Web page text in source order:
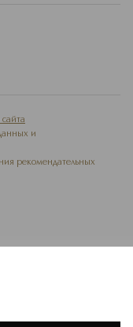
сайта
и
рекомендательных